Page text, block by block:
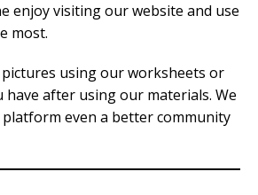
enjoy visiting our website and use
most.
using our worksheets or
have after using our materials. We
even a better community